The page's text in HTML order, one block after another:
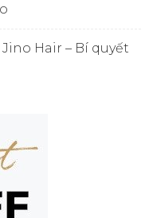
Hair – Bí quyết